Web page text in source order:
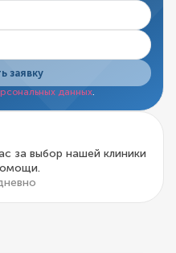
Отправить заявку
данных
за выбор нашей клиники